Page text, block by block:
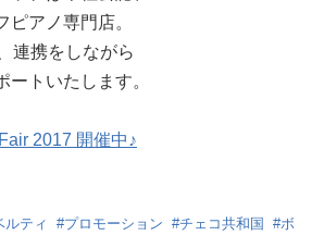
ピアノ専門店。
連携をしながら
ートいたします。
2017 開催中♪
ルティ #プロモーション #チェコ共和国 #ボ